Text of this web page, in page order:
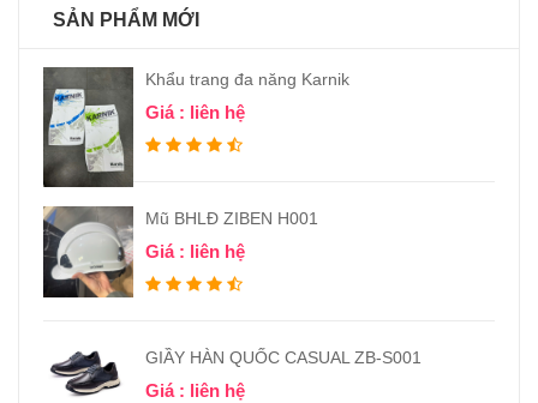
SẢN PHẨM MỚI
Khẩu trang đa năng Karnik
Giá : liên hệ
Mũ BHLĐ ZIBEN H001
Giá : liên hệ
GIẦY HÀN QUỐC CASUAL ZB-S001
Giá : liên hệ